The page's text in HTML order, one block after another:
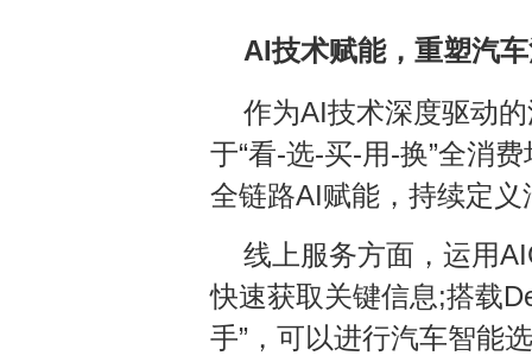
AI技术赋能，重塑汽
作为AI技术深度驱动
于“看-选-买-用-换”全消
全链路AI赋能，持续定
线上服务方面，运用
快速获取关键信息;搭载
手”，可以进行汽车智能